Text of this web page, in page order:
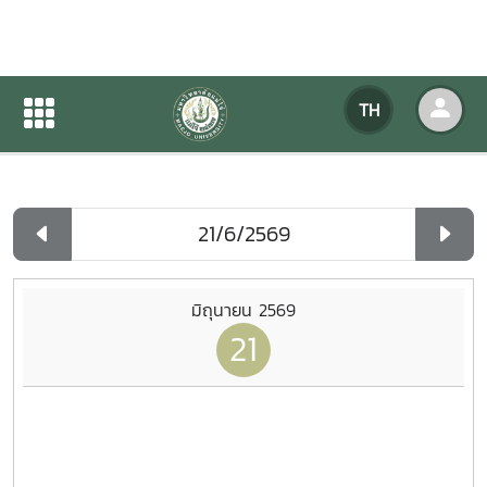
TH
ปฏิทินกิจกรรมของหน่วยงาน
ปฏิทินกิจกรรมของหน่วยงาน
มิถุนายน 2569
21